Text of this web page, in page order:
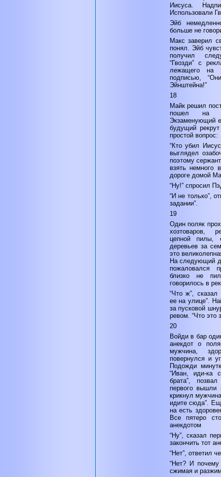
Иисуса.
Использовали
Эйб
больше не
Макс заверил
понял. Эйб
получил
“Гвозди” с
лежащего
подписью,
Эйнштейна!”
18
Майк решил
пошел на
Экзаменующий
будущий
простой вопрос:
“Кто убил
выглядел
поэтому
взять немного
дороге домой
“Ну!” спросил
“И не только”,
задании”.
19
Один поляк
хозтоваров,
цепной пилы,
деревьев за
это
На следующий
пожаловался
близко не
говорилось в
“Что ж”, сказал
ее на улице”.
за пусковой
ревом. “Что это
20
Войди в бар
анекдот о
мужчина,
повернулся и
Подожди
“Иван, иди-ка
брата”,
первого вышли
крикнул
идите сюда”.
на есть
Все пятеро
анекдотом
“Ну”, сказал
закончить тот
“Нет”, ответил
“Нет? И
сжимая и